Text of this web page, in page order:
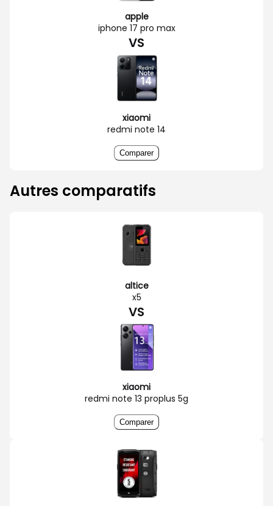
apple
iphone 17 pro max
VS
xiaomi
redmi note 14
Comparer
Autres comparatifs
altice
x5
VS
xiaomi
redmi note 13 proplus 5g
Comparer